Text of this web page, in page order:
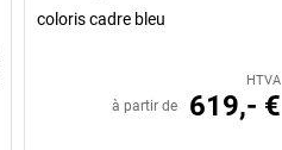
coloris cadre bleu
HTVA
à partir de 619,- €